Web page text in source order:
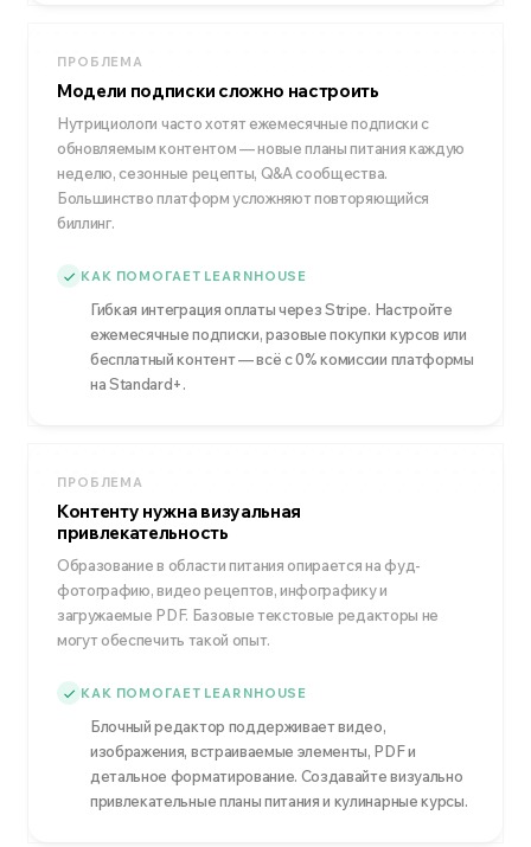
ПРОБЛЕМА
Модели подписки сложно настроить
Нутрициологи часто хотят ежемесячные подписки с
обновляемым контентом — новые планы питания каждую
неделю, сезонные рецепты, Q&A сообщества.
Большинство платформ усложняют повторяющийся
биллинг.
КАК ПОМОГАЕТ LEARNHOUSE
Гибкая интеграция оплаты через Stripe. Настройте
ежемесячные подписки, разовые покупки курсов или
бесплатный контент — всё с 0% комиссии платформы
на Standard+.
ПРОБЛЕМА
Контенту нужна визуальная
привлекательность
Образование в области питания опирается на фуд-
фотографию, видео рецептов, инфографику и
загружаемые PDF. Базовые текстовые редакторы не
могут обеспечить такой опыт.
КАК ПОМОГАЕТ LEARNHOUSE
Блочный редактор поддерживает видео,
изображения, встраиваемые элементы, PDF и
детальное форматирование. Создавайте визуально
привлекательные планы питания и кулинарные курсы.